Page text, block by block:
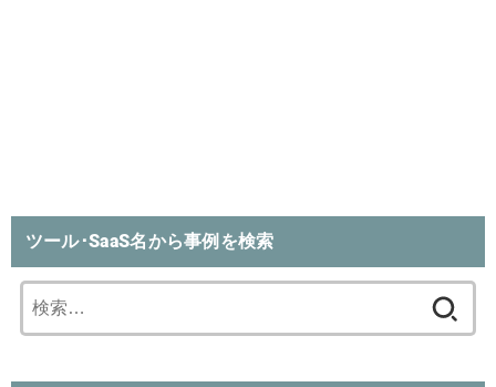
ツール･SaaS名から事例を検索
索: